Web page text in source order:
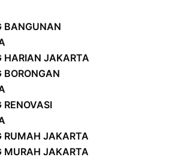
BANGUNAN
HARIAN JAKARTA
RUMAH JAKARTA
MURAH JAKARTA